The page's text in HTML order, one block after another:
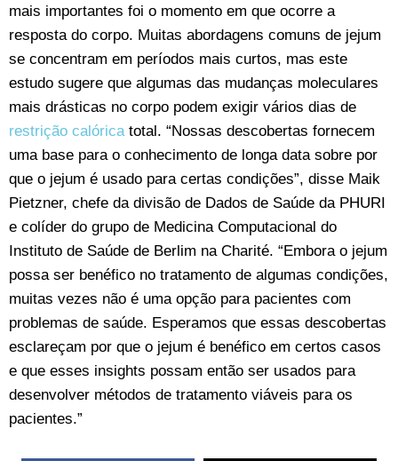
mais importantes foi o momento em que ocorre a
resposta do corpo. Muitas abordagens comuns de jejum
se concentram em períodos mais curtos, mas este
estudo sugere que algumas das mudanças moleculares
mais drásticas no corpo podem exigir vários dias de
restrição calóricatotal. “Nossas descobertas fornecem
uma base para o conhecimento de longa data sobre por
que o jejum é usado para certas condições”, disse Maik
Pietzner, chefe da divisão de Dados de Saúde da PHURI
e colíder do grupo de Medicina Computacional do
Instituto de Saúde de Berlim na Charité. “Embora o jejum
possa ser benéfico no tratamento de algumas condições,
muitas vezes não é uma opção para pacientes com
problemas de saúde. Esperamos que essas descobertas
esclareçam por que o jejum é benéfico em certos casos
e que esses insights possam então ser usados para
desenvolver métodos de tratamento viáveis para os
pacientes.”